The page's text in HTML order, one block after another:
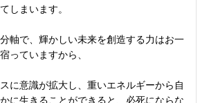
しまいます。
軸で、輝かしい未来を創造する力はお一
っていますから、
に意識が拡大し、重いエネルギーから自
に生きることができると、必死にならな